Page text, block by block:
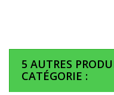
5 AUTRES
CATÉGORIE :